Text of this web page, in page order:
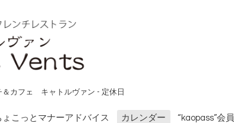
カフェ キャトルヴァン - 定休日
ょこっとマナーアドバイス カレンダー
“kaopass”会員